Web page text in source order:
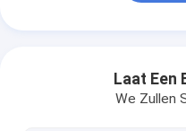
Laat Een
We Zullen